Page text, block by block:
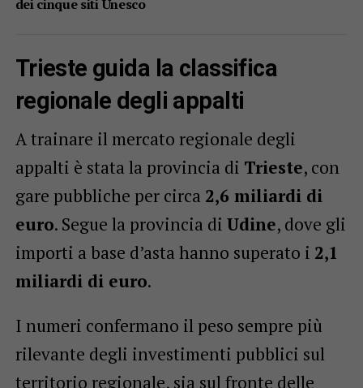
dei cinque siti Unesco
Trieste guida la classifica
regionale degli appalti
A trainare il mercato regionale degli
appalti è stata la provincia di Trieste, con
gare pubbliche per circa 2,6 miliardi di
euro. Segue la provincia di Udine, dove gli
importi a base d’asta hanno superato i 2,1
miliardi di euro.
I numeri confermano il peso sempre più
rilevante degli investimenti pubblici sul
territorio regionale, sia sul fronte delle